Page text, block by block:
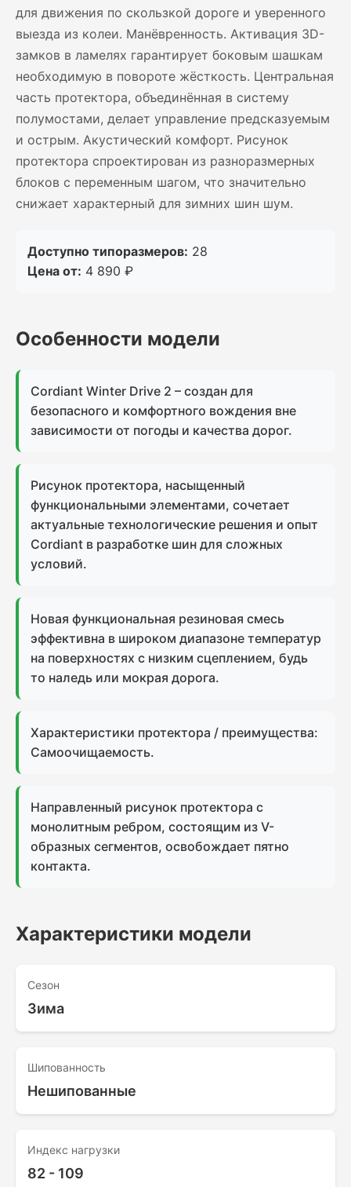
для движения по скользкой дороге и уверенного
выезда из колеи. Манёвренность. Активация 3D-
замков в ламелях гарантирует боковым шашкам
необходимую в повороте жёсткость. Центральная
часть протектора, объединённая в систему
полумостами, делает управление предсказуемым
и острым. Акустический комфорт. Рисунок
протектора спроектирован из разноразмерных
блоков с переменным шагом, что значительно
снижает характерный для зимних шин шум.
Доступно типоразмеров: 28
Цена от: 4 890 ₽
Особенности модели
Cordiant Winter Drive 2 – создан для
безопасного и комфортного вождения вне
зависимости от погоды и качества дорог.
Рисунок протектора, насыщенный
функциональными элементами, сочетает
актуальные технологические решения и опыт
Cordiant в разработке шин для сложных
условий.
Новая функциональная резиновая смесь
эффективна в широком диапазоне температур
на поверхностях с низким сцеплением, будь
то наледь или мокрая дорога.
Характеристики протектора / преимущества:
Самоочищаемость.
Направленный рисунок протектора с
монолитным ребром, состоящим из V-
образных сегментов, освобождает пятно
контакта.
Характеристики модели
Сезон
Зима
Шипованность
Нешипованные
Индекс нагрузки
82 - 109